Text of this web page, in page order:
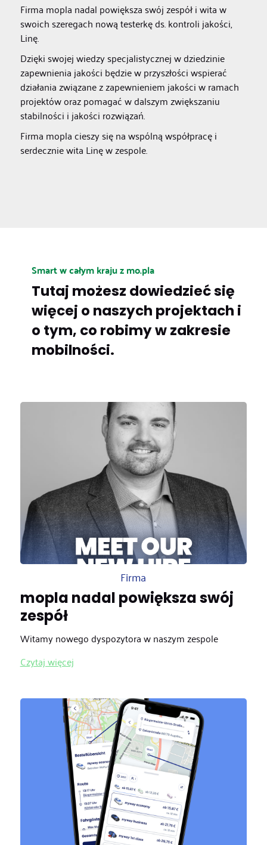
Firma mopla nadal powiększa swój zespół i wita w
swoich szeregach nową testerkę ds. kontroli jakości,
Linę.
Dzięki swojej wiedzy specjalistycznej w dziedzinie
zapewnienia jakości będzie w przyszłości wspierać
działania związane z zapewnieniem jakości w ramach
projektów oraz pomagać w dalszym zwiększaniu
stabilności i jakości rozwiązań.
Firma mopla cieszy się na wspólną współpracę i
serdecznie wita Linę w zespole.
Smart w całym kraju z mo.pla
Tutaj możesz dowiedzieć się
więcej o naszych projektach i
o tym, co robimy w zakresie
mobilności.
Firma
mopla nadal powiększa swój
zespół
Witamy nowego dyspozytora w naszym zespole
Czytaj więcej